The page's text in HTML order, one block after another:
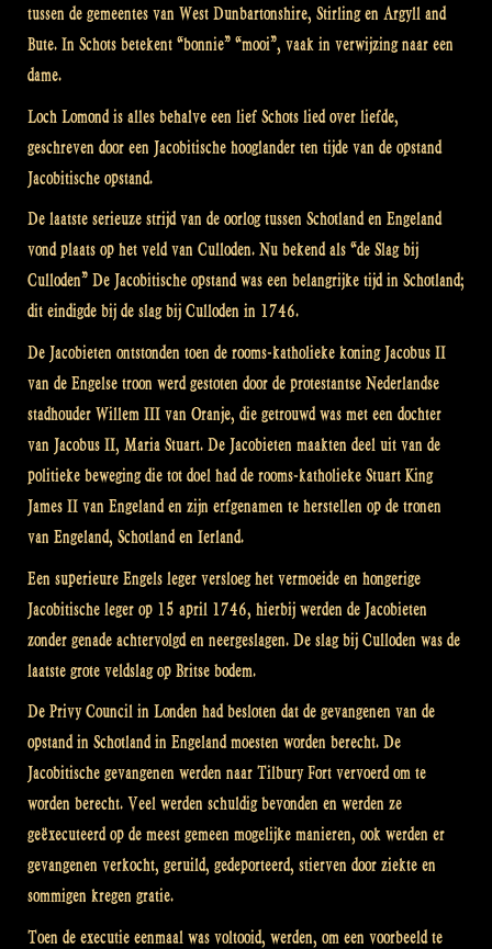
tussen de gemeentes van West Dunbartonshire, Stirling en Argyll and
Bute. In Schots betekent “bonnie” “mooi”, vaak in verwijzing naar een
dame.
Loch Lomond is alles behalve een lief Schots lied over liefde,
geschreven door een Jacobitische hooglander ten tijde van de opstand
Jacobitische opstand.
De laatste serieuze strijd van de oorlog tussen Schotland en Engeland
vond plaats op het veld van Culloden. Nu bekend als “de Slag bij
Culloden” De Jacobitische opstand was een belangrijke tijd in Schotland;
dit eindigde bij de slag bij Culloden in 1746.
De Jacobieten ontstonden toen de rooms-katholieke koning Jacobus II
van de Engelse troon werd gestoten door de protestantse Nederlandse
stadhouder Willem III van Oranje, die getrouwd was met een dochter
van Jacobus II, Maria Stuart. De Jacobieten maakten deel uit van de
politieke beweging die tot doel had de rooms-katholieke Stuart King
James II van Engeland en zijn erfgenamen te herstellen op de tronen
van Engeland, Schotland en Ierland.
Een superieure Engels leger versloeg het vermoeide en hongerige
Jacobitische leger op 15 april 1746, hierbij werden de Jacobieten
zonder genade achtervolgd en neergeslagen. De slag bij Culloden was de
laatste grote veldslag op Britse bodem.
De Privy Council in Londen had besloten dat de gevangenen van de
opstand in Schotland in Engeland moesten worden berecht. De
Jacobitische gevangenen werden naar Tilbury Fort vervoerd om te
worden berecht. Veel werden schuldig bevonden en werden ze
geëxecuteerd op de meest gemeen mogelijke manieren, ook werden er
gevangenen verkocht, geruild, gedeporteerd, stierven door ziekte en
sommigen kregen gratie.
Toen de executie eenmaal was voltooid, werden, om een voorbeeld te